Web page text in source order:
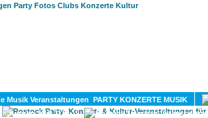
PARTY KONZERTE MUSIK
KULTUR